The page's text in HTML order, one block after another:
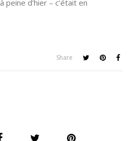
d’hier – c’était en
Share